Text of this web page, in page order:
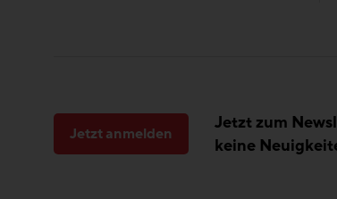
Jetzt zum
keine
Jetzt anmelden